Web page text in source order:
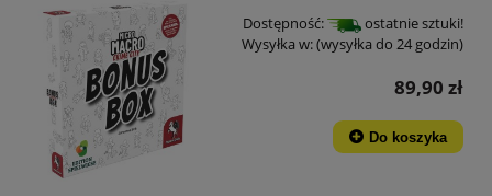
Dostępność:
ostatnie sztuki!
Wysyłka w:(wysyłka do 24 godzin)
89,90 zł
Do koszyka